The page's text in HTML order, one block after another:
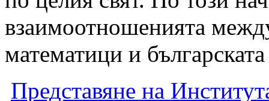
взаимоотношенията
математици и
Представяне на